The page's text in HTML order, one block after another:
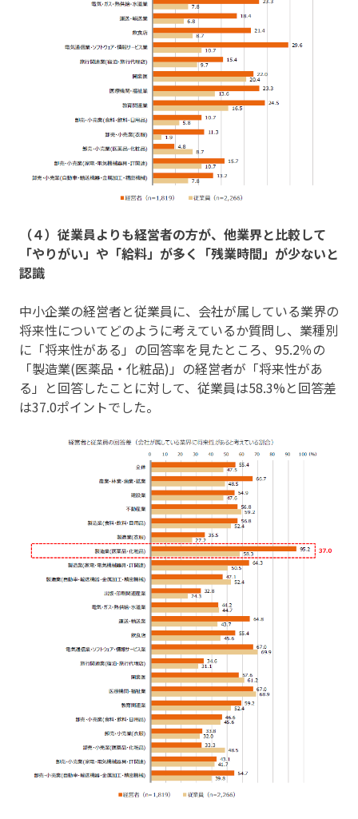
（４）従業員よりも経営者の方が、他業界と比較して
「やりがい」や「給料」が多く「残業時間」が少ないと
認識
中小企業の経営者と従業員に、会社が属している業界の
将来性についてどのように考えているか質問し、業種別
に「将来性がある」の回答率を見たところ、95.2％の
「製造業(医薬品・化粧品)」の経営者が「将来性があ
る」と回答したことに対して、従業員は58.3%と回答差
は37.0ポイントでした。